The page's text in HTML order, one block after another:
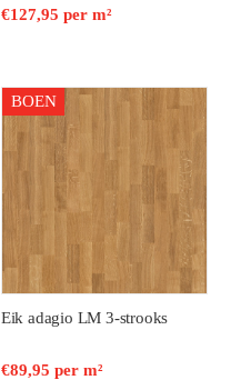
€127,95 per m²
BOEN
Eik adagio LM 3-strooks
€89,95 per m²